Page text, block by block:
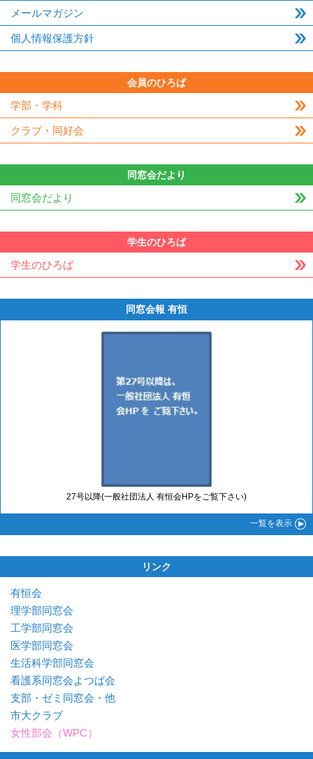
メールマガジン
個人情報保護方針
会員のひろば
学部・学科
クラブ・同好会
同窓会だより
同窓会だより
学生のひろば
学生のひろば
同窓会報 有恒
27号以降(一般社団法人 有恒会HPをご覧下さい)
一覧を表示
リンク
有恒会
理学部同窓会
工学部同窓会
医学部同窓会
生活科学部同窓会
看護系同窓会よつば会
支部・ゼミ同窓会・他
市大クラブ
女性部会（WPC）